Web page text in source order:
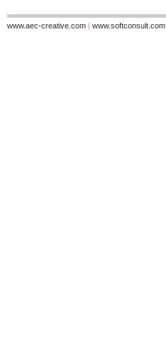
www.aec-creative.com | www.softconsult.com